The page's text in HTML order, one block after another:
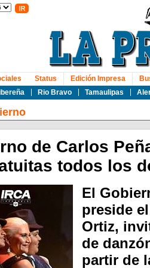
Rio Bravo Tamaulipas
Status Edición Impresa
de Carlos
todos los
El
preside
Ortiz,
de
partir de